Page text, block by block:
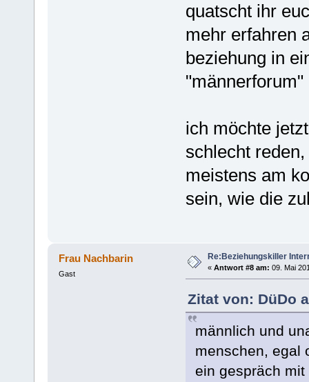
quatscht ihr
mehr erfahren
beziehung in
ich möchte
schlecht
meistens am
sein, wie die
Frau Nachbarin
Gast
Re:Beziehungskiller
« Antwort #8 am: 09. Mai
Zitat von: DüDo
männlich und
menschen, egal
ein gespräch